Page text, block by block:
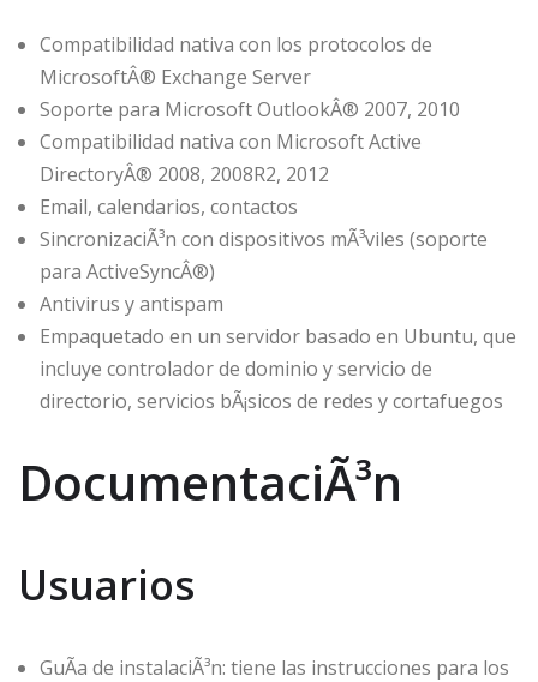
Compatibilidad nativa con los protocolos de
MicrosoftÂ® Exchange Server
Soporte para Microsoft OutlookÂ® 2007, 2010
Compatibilidad nativa con Microsoft Active
DirectoryÂ® 2008, 2008R2, 2012
Email, calendarios, contactos
SincronizaciÃ³n con dispositivos mÃ³viles (soporte
para ActiveSyncÂ®)
Antivirus y antispam
Empaquetado en un servidor basado en Ubuntu, que
incluye controlador de dominio y servicio de
directorio, servicios bÃ¡sicos de redes y cortafuegos
DocumentaciÃ³n
Usuarios
GuÃ­a de instalaciÃ³n: tiene las instrucciones para los